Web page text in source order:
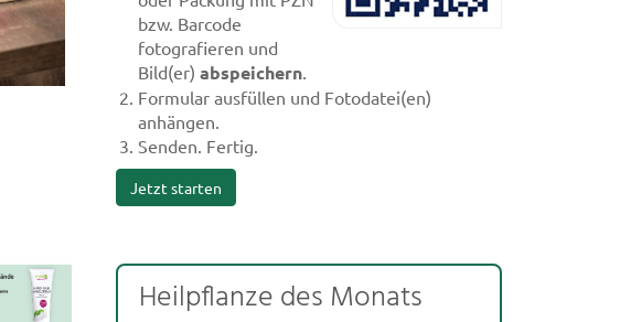
bzw. Barcode
fotografieren und
Bild(er) abspeichern
Formular ausfüllen und Fotodatei(en)
anhängen.
Senden. Fertig.
Jetzt starten
Heilpflanze des Monats